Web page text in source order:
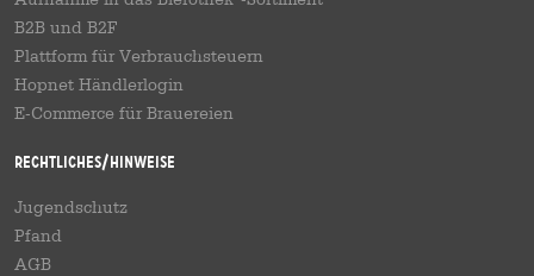
B2B und B2F
Plattform für Verbrauchsteuern
Hopnet Händlerlogin
E-Commerce für Brauereien
Rechtliches/Hinweise
Jugendschutz
Pfand
AGB